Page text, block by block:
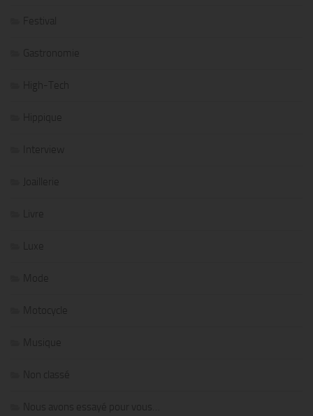
Festival
Gastronomie
High-Tech
Hippique
Interview
Joaillerie
Livre
Luxe
Mode
Motocycle
Musique
Non classé
Nous avons essayé pour vous…